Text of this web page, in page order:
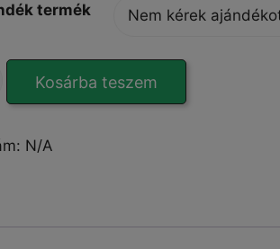
termék
Kosárba teszem
N/A